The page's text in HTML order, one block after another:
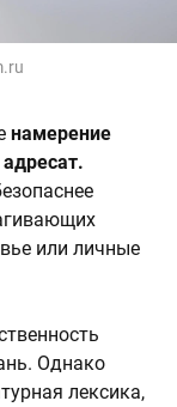
намерение
или личные
Однако
лексика,